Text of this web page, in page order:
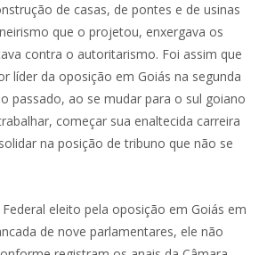
de casas, de pontes e de usinas
que o projetou, enxergava os
contra o autoritarismo. Foi assim que
líder da oposição em Goiás na segunda
passado, ao se mudar para o sul goiano
começar sua enaltecida carreira
na posição de tribuno que não se
eleito pela oposição em Goiás em
de nove parlamentares, ele não